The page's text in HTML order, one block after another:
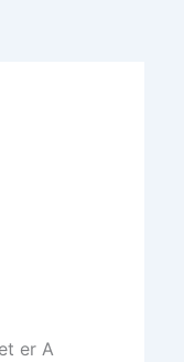
er A